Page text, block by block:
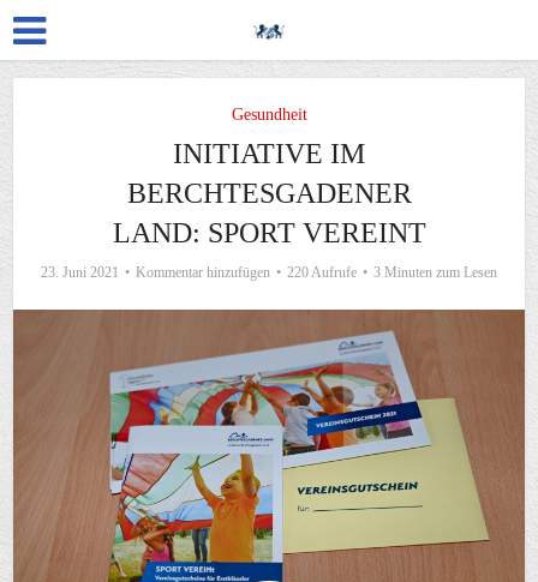
Gesundheit
INITIATIVE IM
BERCHTESGADENER
LAND: SPORT VEREINT
23. Juni 2021 Kommentar hinzufügen 220 Aufrufe 3 Minuten zum Lesen